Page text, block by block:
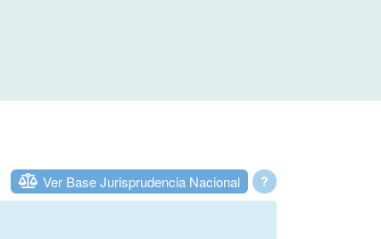
?
Ver Base Jurisprudencia Nacional